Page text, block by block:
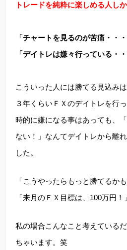
トレードを純粋に楽しめる人し
「チャートを見るのが苦痛・・・
「デイトレは嫌々行っている・・
こういった人には勝てる見込み
３年くらいＦＸのデイトレを行
時的に嫌になる事はあっても、
ない！」なんてデイトレから離
した。
「こうやったらもっと勝てるかも
「来月のＦＸ目標は、100万円！」
私の場合こんなこと考えている
ちゃいます。笑